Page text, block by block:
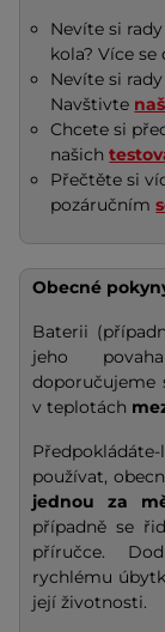
Nevíte si
kola? Více
Nevíte si
Navštivte
Chcete si
našich
Přečtěte si
pozáručním
Obecné
Baterii
jeho
doporučujeme
v teplotách
používat,
jednou za
případně se
příručce.
rychlému
její životnosti.